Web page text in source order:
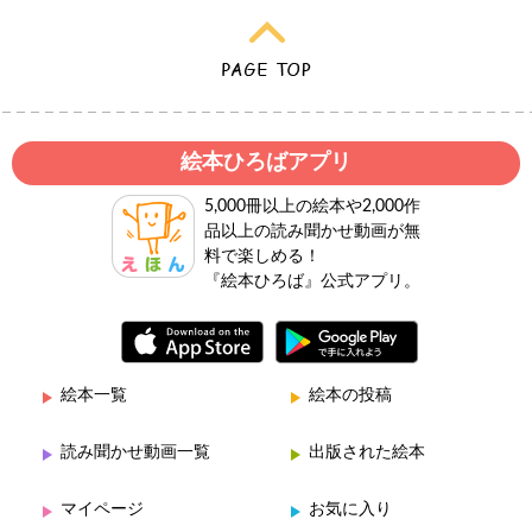
絵本ひろばアプリ
5,000冊以上の絵本や2,000作
品以上の読み聞かせ動画が無
料で楽しめる！
『絵本ひろば』公式アプリ。
絵本一覧 絵本の投稿
読み聞かせ動画一覧 出版された絵本
マイページ お気に入り